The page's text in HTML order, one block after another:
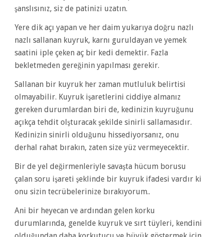
şanslısınız, siz de patinizi uzatın.
Yere dik açı yapan ve her daim yukarıya doğru nazlı
nazlı sallanan kuyruk, karnı guruldayan ve yemek
saatini iple çeken aç bir kedi demektir. Fazla
bekletmeden gereğinin yapılması gerekir.
Sallanan bir kuyruk her zaman mutluluk belirtisi
olmayabilir. Kuyruk işaretlerini ciddiye almanız
gereken durumlardan biri de, kedinizin kuyruğunu
açıkça tehdit olşturacak şekilde sinirli sallamasıdır.
Kedinizin sinirli olduğunu hissediyorsanız, onu
derhal rahat bırakın, zaten size yüz vermeyecektir.
Bir de yel değirmenleriyle savaşta hücum borusu
çalan soru işareti şeklinde bir kuyruk ifadesi vardır ki
onu sizin tecrübelerinize bırakıyorum..
Ani bir heyecan ve ardından gelen korku
durumlarında, genelde kuyruk ve sırt tüyleri, kendini